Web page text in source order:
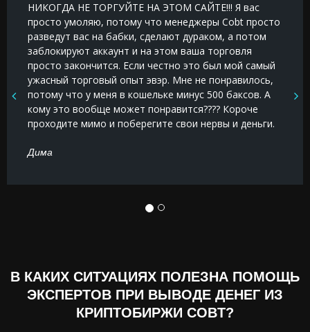
НИКОГДА НЕ ТОРГУЙТЕ НА ЭТОМ САЙТЕ!!! Я вас
просто умоляю, потому что менеджеры Cobt просто
разведут вас на бабки, сделают дураком, а потом
заблокируют аккаунт и на этом ваша торговля
просто закончится. Если честно это был мой самый
ужасный торговый опыт эвэр. Мне не понравилось,
потому что у меня в кошельке минус 500 баксов. А
кому это вообще может понравится???? Короче
проходите мимо и поберегите свои нервы и деньги.
Дима
В КАКИХ СИТУАЦИЯХ ПОЛЕЗНА ПОМОЩЬ
ЭКСПЕРТОВ ПРИ ВЫВОДЕ ДЕНЕГ ИЗ
КРИПТОБИРЖИ COBT?